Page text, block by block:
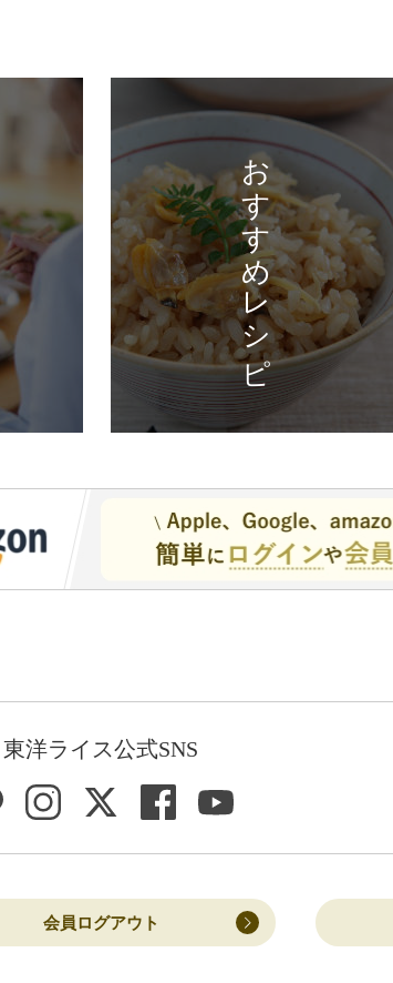
おすすめレシピ
東洋ライス公式SNS
会員ログアウト